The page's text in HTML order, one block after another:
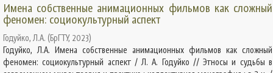
Имена собственные анимационных фильмов как сложный
феномен: социокультурный аспект
Годуйко, Л.А. (БрГТУ, 2023)
Годуйко, Л.А. Имена собственные анимационных фильмов как сложный
феномен: социокультурный аспект / Л. А. Годуйко // Этносы и судьбы в